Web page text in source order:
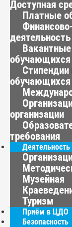
Доступная
Платные
деятельность
обучающихся
обучающихся
организации
требования
Деятельность
Музейная
Туризм
Приём в ЦДО
Безопасность